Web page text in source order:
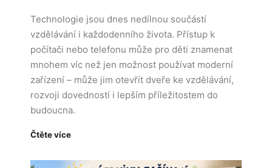
Technologie jsou dnes nedílnou součástí
vzdělávání i každodenního života. Přístup k
počítači nebo telefonu může pro děti znamenat
mnohem víc než jen možnost používat moderní
zařízení – může jim otevřít dveře ke vzdělávání,
rozvoji dovedností i lepším příležitostem do
budoucna.
Čtěte více